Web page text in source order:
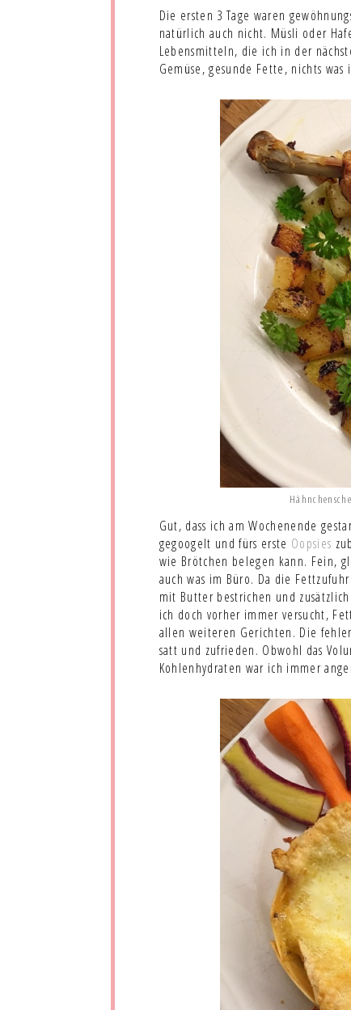
Die ersten 3 Tage waren
natürlich auch nicht. Müsli oder
Lebensmitteln, die ich in der
Gemüse, gesunde Fette, nichts
Gut, dass ich am Wochenende
gegoogelt und fürs erste Oopsies
wie Brötchen belegen kann. Fein,
auch was im Büro. Da die
mit Butter bestrichen und
ich doch vorher immer versucht,
allen weiteren Gerichten. Die
satt und zufrieden. Obwohl das
Kohlenhydraten war ich immer